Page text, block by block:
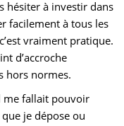
hésiter à investir dans
facilement à tous les
vraiment pratique.
d’accroche
hors normes.
me fallait pouvoir
je dépose ou